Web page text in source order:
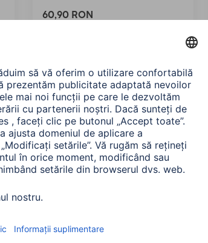
60,90 RON
USB-C - ștecher USB-B, USB